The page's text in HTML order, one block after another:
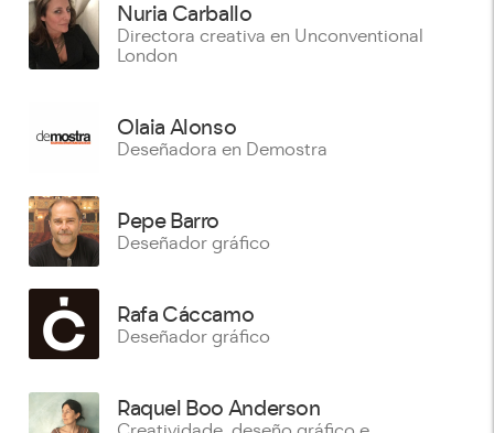
Nuria Carballo
Directora creativa en Unconventional
London
Olaia Alonso
Deseñadora en Demostra
Pepe Barro
Deseñador gráfico
Rafa Cáccamo
Deseñador gráfico
Raquel Boo Anderson